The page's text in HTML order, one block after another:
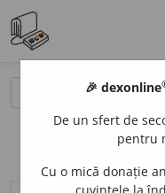
🎉 dexonline
De un sfert de
pentru
Cu o mică donație